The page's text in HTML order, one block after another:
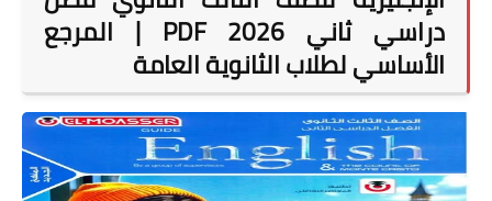
دراسي ثاني 2026 PDF | المرجع
الأساسي لطلاب الثانوية العامة